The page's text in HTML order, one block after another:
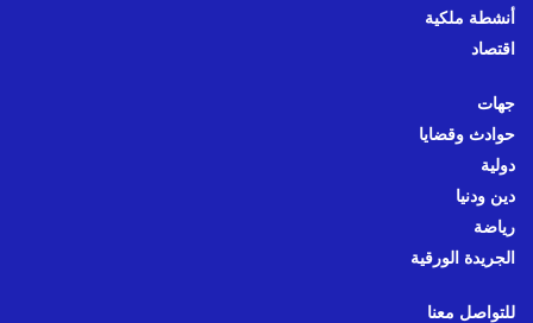
أنشطة ملكية
اقتصاد
جهات
حوادث وقضايا
دولية
دين ودنيا
رياضة
الجريدة الورقية
للتواصل معنا